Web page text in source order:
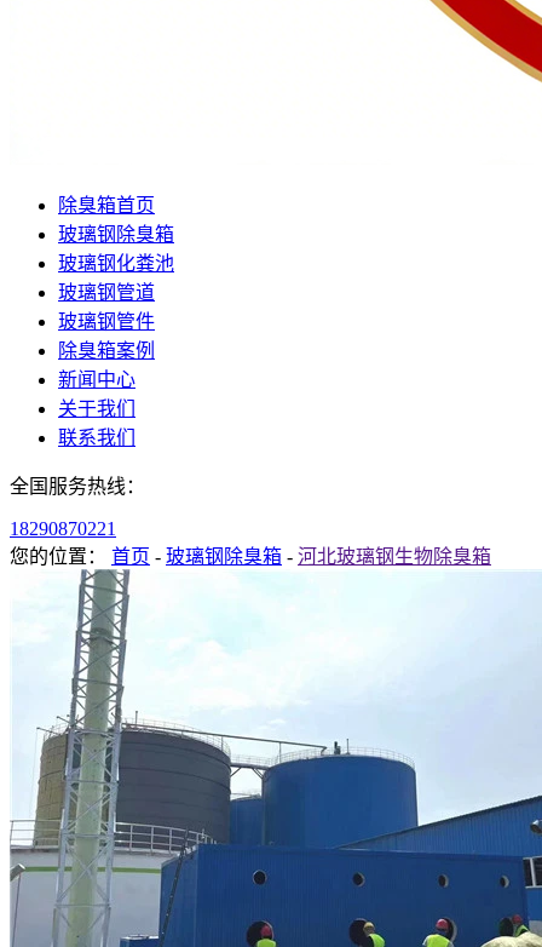
除臭箱首页
玻璃钢除臭箱
玻璃钢化粪池
玻璃钢管道
玻璃钢管件
除臭箱案例
新闻中心
关于我们
联系我们
全国服务热线：
18290870221
您的位置： 首页 - 玻璃钢除臭箱 - 河北玻璃钢生物除臭箱